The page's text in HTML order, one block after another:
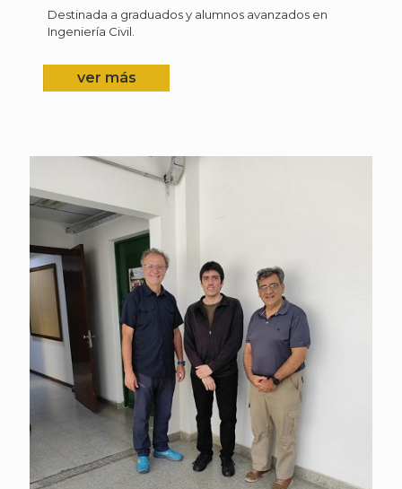
Destinada a graduados y alumnos avanzados en
Ingeniería Civil.
ver más